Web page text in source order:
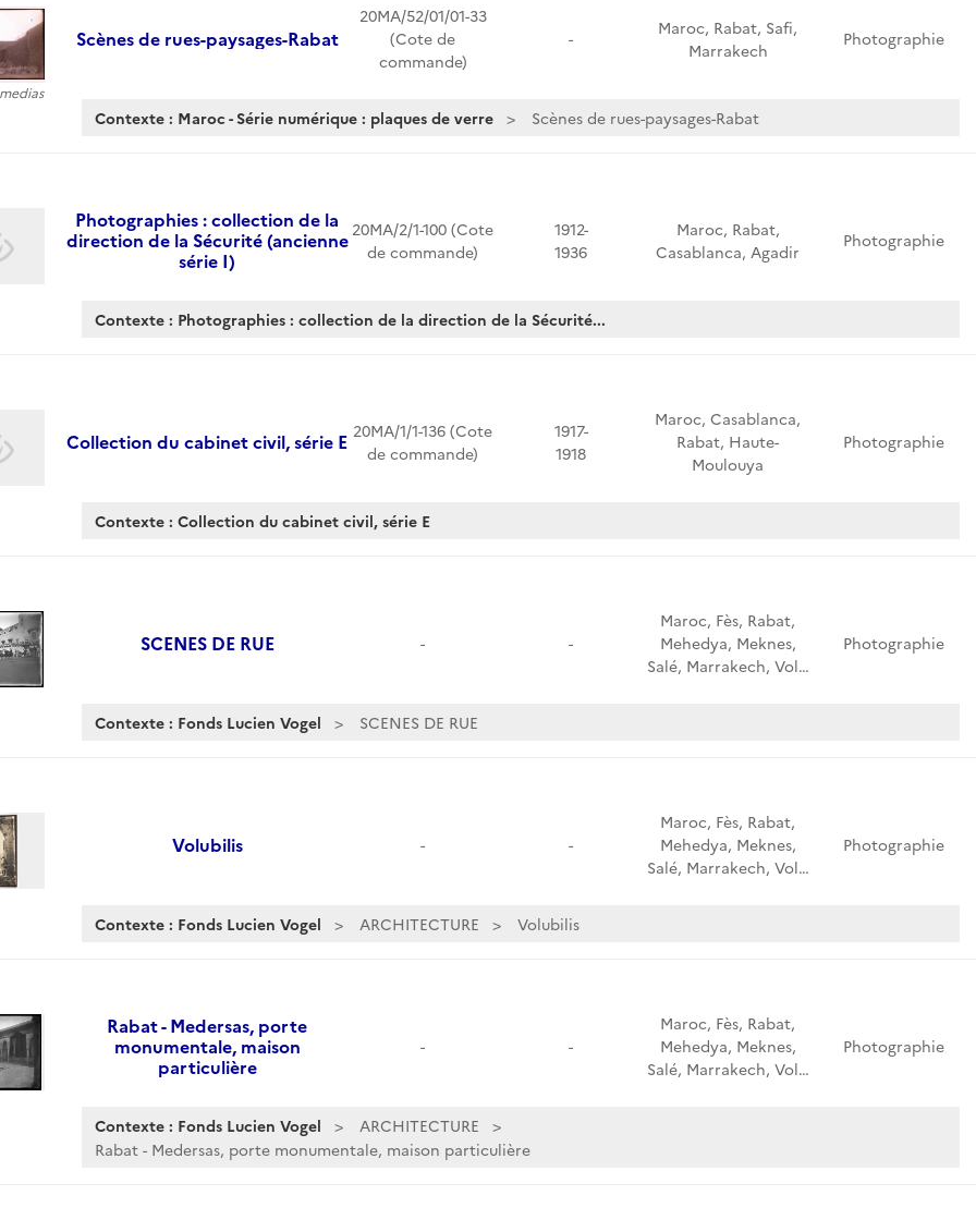
Scènes de rues-paysages-Rabat
20MA/52/01/01-33
(Cote de
commande)
-
Maroc, Rabat, Safi,
Marrakech
Photographie
Contexte : Maroc - Série numérique : plaques de verre Scènes de rues-paysages-Rabat
Photographies : collection de la
direction de la Sécurité (ancienne
série I)
20MA/2/1-100 (Cote
de commande)
1912-
1936
Maroc, Rabat,
Casablanca, Agadir
Photographie
Contexte : Photographies : collection de la direction de la Sécurité...
Collection du cabinet civil, série E 20MA/1/1-136 (Cote
de commande)
1917-
1918
Maroc, Casablanca,
Rabat, Haute-
Moulouya
Photographie
Contexte : Collection du cabinet civil, série E
SCENES DE RUE - -
Maroc, Fès, Rabat,
Mehedya, Meknes,
Salé, Marrakech, Vol…
Photographie
Contexte : Fonds Lucien Vogel SCENES DE RUE
Volubilis - -
Maroc, Fès, Rabat,
Mehedya, Meknes,
Salé, Marrakech, Vol…
Photographie
Contexte : Fonds Lucien Vogel ARCHITECTURE Volubilis
Rabat - Medersas, porte
monumentale, maison
particulière
- -
Maroc, Fès, Rabat,
Mehedya, Meknes,
Salé, Marrakech, Vol…
Photographie
Contexte : Fonds Lucien Vogel
ARCHITECTURE
Rabat - Medersas, porte monumentale, maison particulière